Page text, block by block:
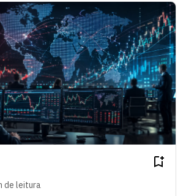
de leitura